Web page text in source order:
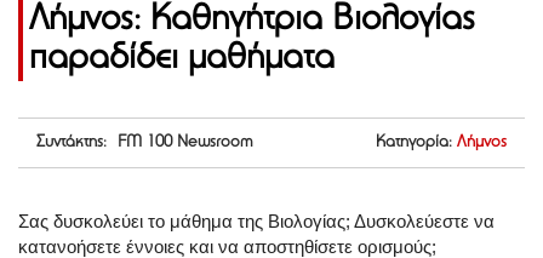
Λήμνος: Καθηγήτρια Βιολογίας
παραδίδει μαθήματα
Συντάκτης: FM 100 Newsroom Κατηγορία: Λήμνος
Σας δυσκολεύει το μάθημα της Βιολογίας; Δυσκολεύεστε να
κατανοήσετε έννοιες και να αποστηθίσετε ορισμούς;